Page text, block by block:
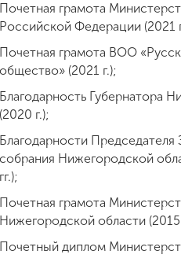
Почетная грамота
Российской Федерации (2021
Почетная грамота ВОО
общество» (2021 г.);
Благодарность Губернатора
(2020 г.);
Благодарности Председателя
собрания Нижегородской
гг.);
Почетная грамота
Нижегородской области (2015
Почетный диплом